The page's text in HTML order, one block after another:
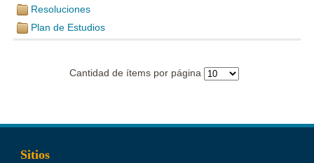
Resoluciones
Plan de Estudios
Cantidad de ítems por página
Sitios